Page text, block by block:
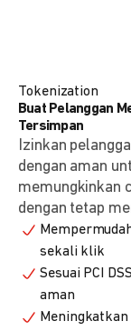
Tokenization
Buat Pelanggan
Tersimpan
Izinkan
dengan aman
memungkinkan
dengan tetap
sekali klik
Sesuai PCI
aman